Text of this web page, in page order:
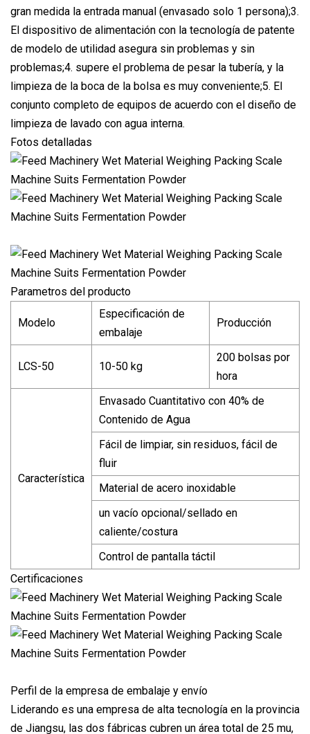
gran medida la entrada manual (envasado solo 1 persona);3.
El dispositivo de alimentación con la tecnología de patente
de modelo de utilidad asegura sin problemas y sin
problemas;4. supere el problema de pesar la tubería, y la
limpieza de la boca de la bolsa es muy conveniente;5. El
conjunto completo de equipos de acuerdo con el diseño de
limpieza de lavado con agua interna.
Fotos detalladas
Parametros del producto
Modelo
Especificación de
embalaje
Producción
LCS-50 10-50 kg
200 bolsas por
hora
Característica
Envasado Cuantitativo con 40% de
Contenido de Agua
Fácil de limpiar, sin residuos, fácil de
fluir
Material de acero inoxidable
un vacío opcional/sellado en
caliente/costura
Control de pantalla táctil
Certificaciones
Perfil de la empresa de embalaje y envío
Liderando es una empresa de alta tecnología en la provincia
de Jiangsu, las dos fábricas cubren un área total de 25 mu,